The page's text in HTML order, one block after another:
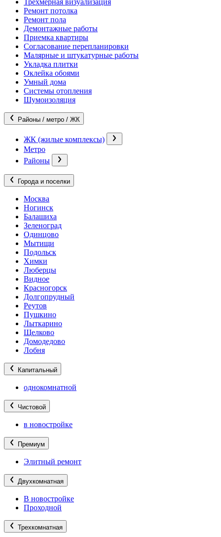
Трехмерная визуализация
Ремонт потолка
Ремонт пола
Демонтажные работы
Приемка квартиры
Согласование перепланировки
Малярные и штукатурные работы
Укладка плитки
Оклейка обоями
Умный дома
Системы отопления
Шумоизоляция
Районы / метро / ЖК
ЖК (жилые комплексы)
Метро
Районы
Города и поселки
Москва
Ногинск
Балашиха
Зеленоград
Одинцово
Мытищи
Подольск
Химки
Люберцы
Видное
Красногорск
Долгопрудный
Реутов
Пушкино
Лыткарино
Щелково
Домодедово
Лобня
Капитальный
однокомнатной
Чистовой
в новостройке
Премиум
Элитный ремонт
Двухкомнатная
В новостройке
Проходной
Трехкомнатная